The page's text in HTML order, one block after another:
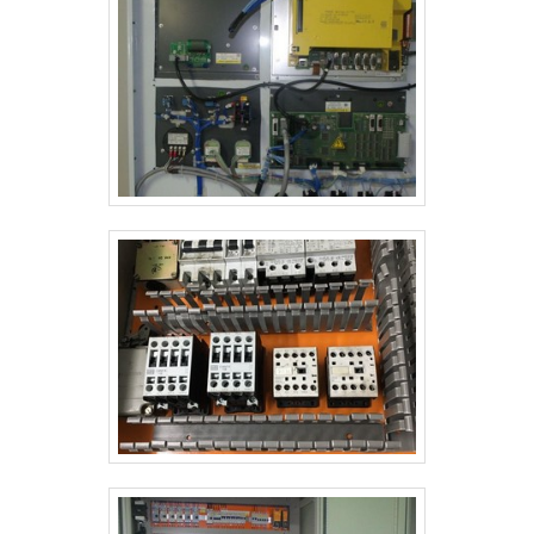
residenciais. É possível encontrar uma grande
variedade no portfólio como serviços de engenharia
industrial e montagem de tubulações com ótima
qualidade e excelente custo-benefício.A empresa
também conta com um atendimento qualificado,
através de funcionários especializados e cuidadosos,
que entendem a necessidade de cada cliente.
Também foram investidos valores consideráveis em
instalações de qualidade, aumentando a eficiência da
marca. A DCC Soluções é uma empresa que tem feito
a diferença no mercado pela seriedade e qualidade,
que garantem a melhor experiência de todos os
parceiros com: Escritório de alta qualidade onde são
realizadas as atividades; Tecnologia de ponta;
Estrutura suficiente para atender todas as
demandas. Tudo para se certificar que se tenha
medidores de temperatura industrial com proteção.
Discorrendo ainda sobre medidor de temperatura
industrial, sempre deve-se buscar uma empresa que
tenha produtos e serviços com ótima qualidade e
assertividade, características simples, mas que
mostram o comprometimento da empresa com seus
clientes.Tudo isso e muito mais são os motivos pelos
quais a DCC Soluções é inovadora quando se trata de
empresas do segmento de produtos e soluções
tecnológicas para projetos industriais, comerciais e
residenciais. A empresa busca o que há de melhor na
especialistas dedicados que terão grande satisfação